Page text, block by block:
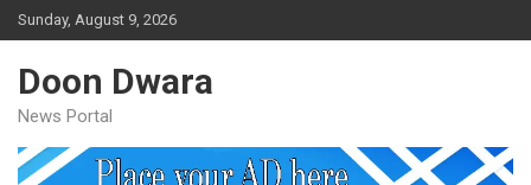
Skip
to
Sunday, August 9, 2026
Doon Dwara
News Portal